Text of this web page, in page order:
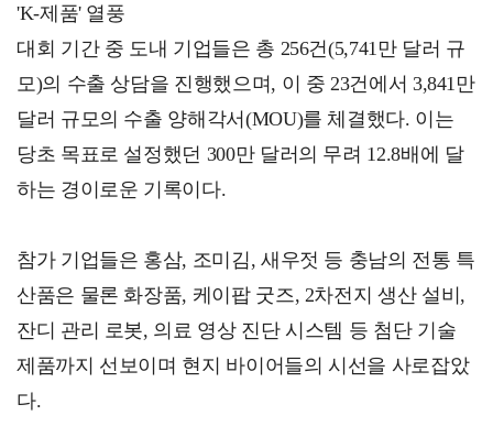
'K-제품' 열풍
대회 기간 중 도내 기업들은 총 256건(5,741만 달러 규
모)의 수출 상담을 진행했으며, 이 중 23건에서 3,841만
달러 규모의 수출 양해각서(MOU)를 체결했다. 이는
당초 목표로 설정했던 300만 달러의 무려 12.8배에 달
하는 경이로운 기록이다.
참가 기업들은 홍삼, 조미김, 새우젓 등 충남의 전통 특
산품은 물론 화장품, 케이팝 굿즈, 2차전지 생산 설비,
잔디 관리 로봇, 의료 영상 진단 시스템 등 첨단 기술
제품까지 선보이며 현지 바이어들의 시선을 사로잡았
다.